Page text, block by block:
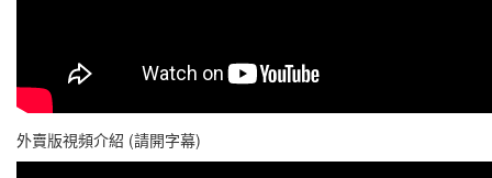
外賣版視頻介紹 (請開字幕)